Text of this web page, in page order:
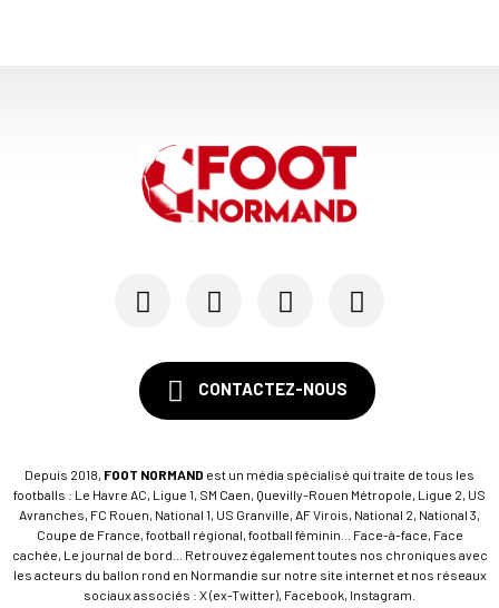
SM CAEN - MERCATO
Avec Mohamed Hafid, Malherbe veut frapper un gr...
SM Caen : Julien Meilhac quitte la direction de...
CONTACTEZ-NOUS
Depuis 2018, FOOT NORMAND est un média spécialisé qui traite de tous les
footballs : Le Havre AC, Ligue 1, SM Caen, Quevilly-Rouen Métropole, Ligue 2, US
Avranches, FC Rouen, National 1, US Granville, AF Virois, National 2, National 3,
Coupe de France, football régional, football féminin... Face-à-face, Face
cachée, Le journal de bord... Retrouvez également toutes nos chroniques avec
les acteurs du ballon rond en Normandie sur notre site internet et nos réseaux
sociaux associés : X (ex-Twitter), Facebook, Instagram.